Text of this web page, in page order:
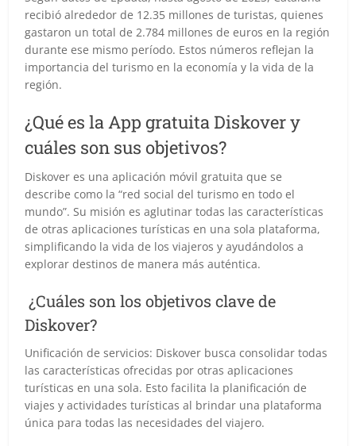
recibió alrededor de 12.35 millones de turistas, quienes
gastaron un total de 2.784 millones de euros en la región
durante ese mismo período. Estos números reflejan la
importancia del turismo en la economía y la vida de la
región.
¿Qué es la App gratuita Diskover y
cuáles son sus objetivos?
Diskover es una aplicación móvil gratuita que se
describe como la “red social del turismo en todo el
mundo”. Su misión es aglutinar todas las características
de otras aplicaciones turísticas en una sola plataforma,
simplificando la vida de los viajeros y ayudándolos a
explorar destinos de manera más auténtica.
¿Cuáles son los objetivos clave de
Diskover?
Unificación de servicios: Diskover busca consolidar todas
las características ofrecidas por otras aplicaciones
turísticas en una sola. Esto facilita la planificación de
viajes y actividades turísticas al brindar una plataforma
única para todas las necesidades del viajero.